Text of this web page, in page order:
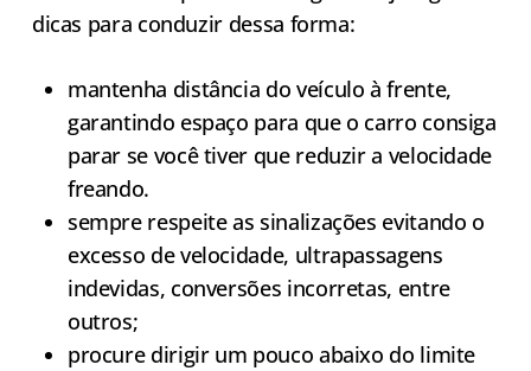
dicas para conduzir dessa forma:
mantenha distância do veículo à frente,
garantindo espaço para que o carro consiga
parar se você tiver que reduzir a velocidade
freando.
sempre respeite as sinalizações evitando o
excesso de velocidade, ultrapassagens
indevidas, conversões incorretas, entre
outros;
procure dirigir um pouco abaixo do limite